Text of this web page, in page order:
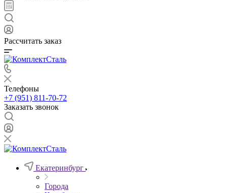
Рассчитать заказ
Телефоны
+7 (951) 811-70-72
Заказать звонок
Екатеринбург
Города